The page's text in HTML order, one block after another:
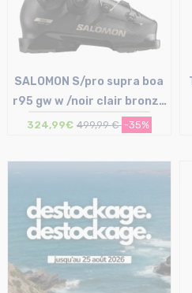
SALOMON S/pro supra boa
r95 gw w /noir clair bronze
met
324,99€ 499,99 € -35%